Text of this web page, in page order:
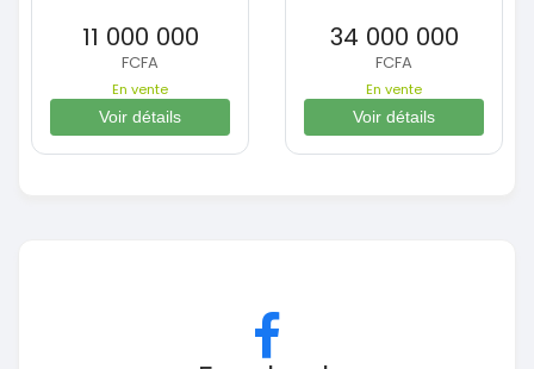
11 000 000
FCFA
En vente
Voir détails
34 000 000
FCFA
En vente
Voir détails